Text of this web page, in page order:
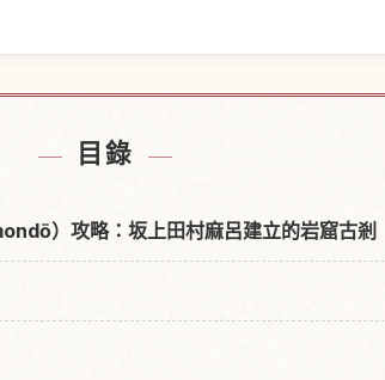
目錄
）攻略：坂上田村麻呂建立的岩窟古剎